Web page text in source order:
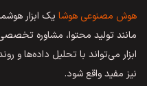
هوش مصنوعی هوشا یک ابزار
مانند تولید محتوا، مشاوره
ابزار می‌تواند با تحلیل داده‌ها و
نیز مفید واقع شود.